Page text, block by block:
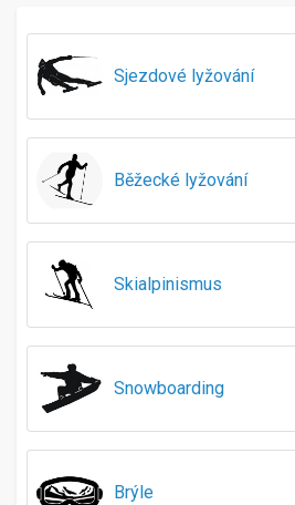
46-52
48
48-52
51-54
51-55
52-54
52-56
53-55
53-56
54
54-56
56
Sjezdové lyžování
Běžecké lyžování
Skialpinismus
Snowboarding
Brýle